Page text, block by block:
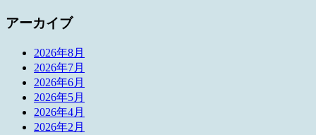
アーカイブ
2026年8月
2026年7月
2026年6月
2026年5月
2026年4月
2026年2月